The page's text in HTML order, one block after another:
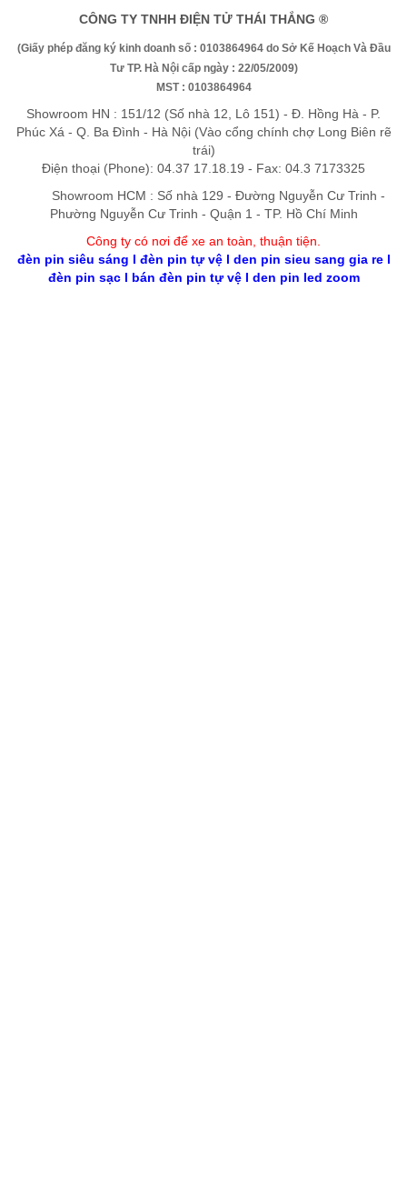
CÔNG TY TNHH ĐIỆN TỬ THÁI THẮNG ®
(Giấy phép đăng ký kinh doanh số : 0103864964 do Sở Kế Hoạch Và Đầu
Tư TP. Hà Nội cấp ngày : 22/05/2009)
MST : 0103864964
Showroom HN : 151/12 (Số nhà 12, Lô 151) - Đ. Hồng Hà - P.
Phúc Xá - Q. Ba Đình - Hà Nội (Vào cổng chính chợ Long Biên rẽ
trái)
Điện thoại (Phone): 04.37 17.18.19 - Fax: 04.3 7173325
Showroom HCM : Số nhà 129 - Đường Nguyễn Cư Trinh -
Phường Nguyễn Cư Trinh - Quận 1 - TP. Hồ Chí Minh
Công ty có nơi để xe an toàn, thuận tiện
đèn pin siêu sáng l đèn pin tự vệl den pin sieu sang gia rel
đèn pin sạcl bán đèn pin tự vệl den pin led zoom